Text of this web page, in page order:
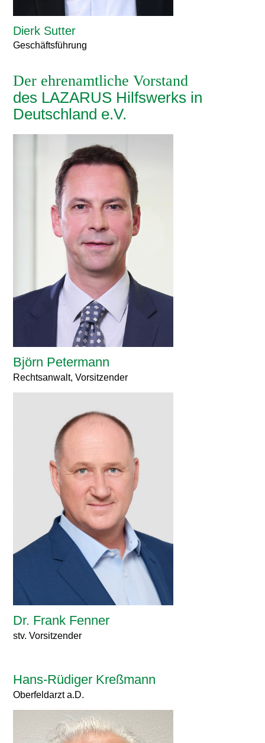
Dierk Sutter
Geschäftsführung
Der ehrenamtliche Vorstand
des LAZARUS Hilfswerks in
Deutschland e.V.
Björn Petermann
Rechtsanwalt, Vorsitzender
Dr. Frank Fenner
stv. Vorsitzender
Hans-Rüdiger Kreßmann
Oberfeldarzt a.D.